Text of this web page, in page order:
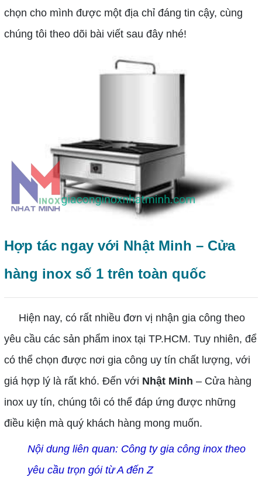
chọn cho mình được một địa chỉ đáng tin cậy, cùng
chúng tôi theo dõi bài viết sau đây nhé!
Hợp tác ngay với Nhật Minh – Cửa
hàng inox số 1 trên toàn quốc
Hiện nay, có rất nhiều đơn vị nhận gia công theo
yêu cầu các sản phẩm inox tại TP.HCM. Tuy nhiên, để
có thể chọn được nơi gia công uy tín chất lượng, với
giá hợp lý là rất khó. Đến với Nhật Minh – Cửa hàng
inox uy tín, chúng tôi có thể đáp ứng được những
điều kiện mà quý khách hàng mong muốn.
Nội dung liên quan: Công ty gia công inox theo
yêu cầu trọn gói từ A đến Z